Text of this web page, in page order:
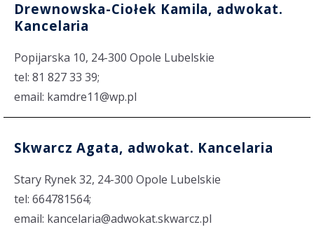
Drewnowska-Ciołek Kamila, adwokat.
Kancelaria
Popijarska 10, 24-300 Opole Lubelskie
tel: 81 827 33 39;
email: kamdre11@wp.pl
Skwarcz Agata, adwokat. Kancelaria
Stary Rynek 32, 24-300 Opole Lubelskie
tel: 664781564;
email: kancelaria@adwokat.skwarcz.pl